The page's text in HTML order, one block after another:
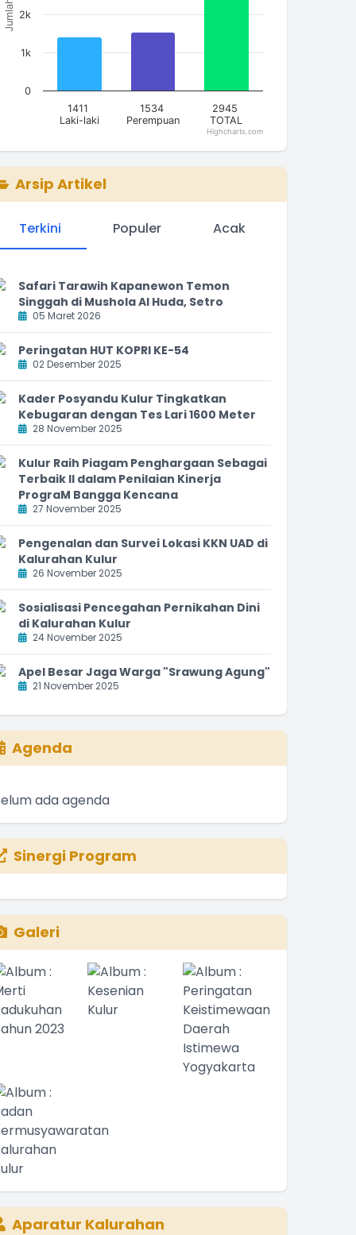
Jumlah
1411
Laki-laki
1534
Perempuan
2945
TOTAL
0
1k
2k
Highcharts.com
Arsip Artikel
Terkini Populer Acak
Safari Tarawih Kapanewon Temon
Singgah di Mushola Al Huda, Setro
05 Maret 2026
Peringatan HUT KOPRI KE-54
02 Desember 2025
Kader Posyandu Kulur Tingkatkan
Kebugaran dengan Tes Lari 1600 Meter
28 November 2025
Kulur Raih Piagam Penghargaan Sebagai
Terbaik II dalam Penilaian Kinerja
PrograM Bangga Kencana
27 November 2025
Pengenalan dan Survei Lokasi KKN UAD di
Kalurahan Kulur
26 November 2025
Sosialisasi Pencegahan Pernikahan Dini
di Kalurahan Kulur
24 November 2025
Apel Besar Jaga Warga "Srawung Agung"
21 November 2025
Agenda
ada agenda
Sinergi Program
Galeri
Aparatur Kalurahan